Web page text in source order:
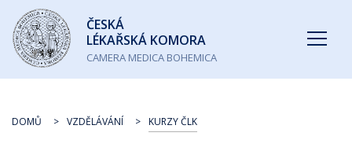
Česká
lékařská
komora
ČESKÁ
LÉKAŘSKÁ KOMORA
CAMERA MEDICA BOHEMICA
DOMŮ VZDĚLÁVÁNÍ KURZY ČLK